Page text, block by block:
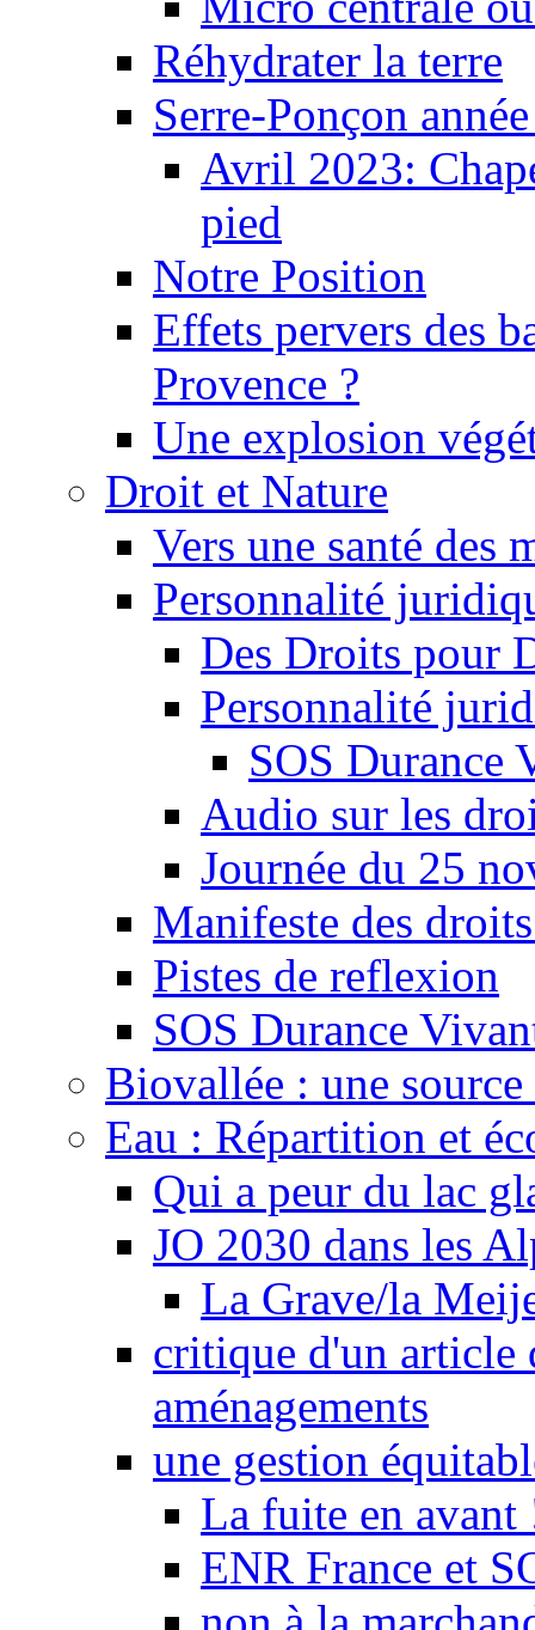
Réhydrater la terre
Serre-Ponçon
Avril 2023:
pied
Notre Position
Effets pervers des
Provence ?
Une explosion
Droit et Nature
Vers une santé des
Personnalité
Des Droits pour
Personnalité
SOS Durance
Audio sur les
Journée du 25
Manifeste des
Pistes de reflexion
SOS Durance
Biovallée : une
Eau : Répartition et
Qui a peur du lac
JO 2030 dans les
La Grave/la
critique d'un article
aménagements
une gestion
La fuite en avant
ENR France et